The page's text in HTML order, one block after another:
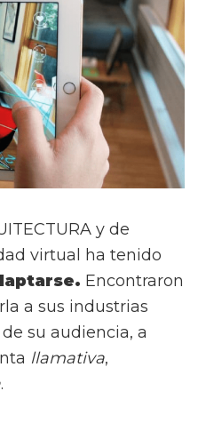
y de
virtual ha tenido
Encontraron
a sus industrias
su audiencia, a
llamativa,
.